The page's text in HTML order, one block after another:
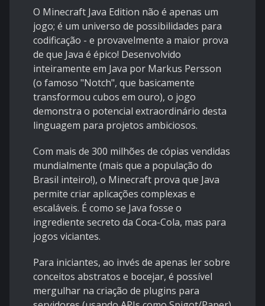
O Minecraft Java Edition não é apenas um
jogo; é um universo de possibilidades para
codificação - e provavelmente a maior prova
de que Java é épico! Desenvolvido
inteiramente em Java por Markus Persson
(o famoso "Notch", que basicamente
transformou cubos em ouro), o jogo
demonstra o potencial extraordinário desta
linguagem para projetos ambiciosos.
Com mais de 300 milhões de cópias vendidas
mundialmente (mais que a população do
Brasil inteiro!), o Minecraft prova que Java
permite criar aplicações complexas e
escaláveis. É como se Java fosse o
ingrediente secreto da Coca-Cola, mas para
jogos viciantes.
Para iniciantes, ao invés de apenas ler sobre
conceitos abstratos e bocejar, é possível
mergulhar na criação de plugins para